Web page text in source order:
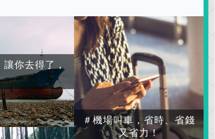
你去得了，
＃機場叫車，省時、省錢
又省力！